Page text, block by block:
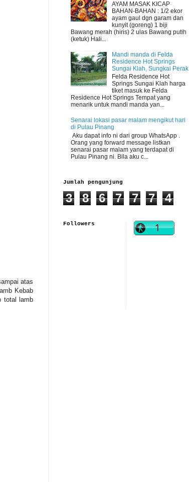
atas
Kebab
total lamb
AYAM MASAK KICAP
BAHAN-BAHAN : 1/2 ekor
ayam gaul dgn garam dan
kunyit (goreng) 1 biji
Bawang merah (hiris) 2 ulas Bawang putih
(ketuk) Hali...
Mandi manda di Felda
Residence Hot Springs
Sungai Klah, Sungkai Perak
Felda Residence Hot
Springs Sungai Klah harga
tiket masuk ke Felda
Residence Hot Springs Tempat yang
menarik untuk mandi manda yan...
Senarai lokasi pasar malam mengikut hari
di Pulau Pinang
Aku dapat info ni dari group WhatsApp .
Orang yang forward message listkan
senarai pasar malam yang terdapat di
Pulau Pinang ni. Bila aku c...
Jumlah pengunjung
3 8 6 7 7 7 4
Followers